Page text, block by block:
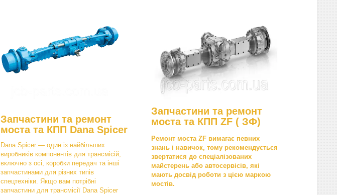
Запчастини та ремонт
моста та КПП Dana Spicer
Dana Spicer — один із найбільших
виробників компонентів для трансмісій,
включно з осі, коробки передач та інші
запчастинами для різних типів
спецтехніки. Якщо вам потрібні
запчастини для трансмісії Dana Spicer
Запчастини та ремонт
моста та КПП ZF ( ЗФ)
Ремонт моста ZF вимагає певних
знань і навичок, тому рекомендується
звертатися до спеціалізованих
майстерень або автосервісів, які
мають досвід роботи з цією маркою
мостів.